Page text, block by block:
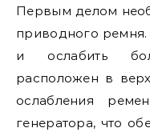
Первым делом
приводного ремня.
и ослабить
расположен в
ослабления
генератора, что